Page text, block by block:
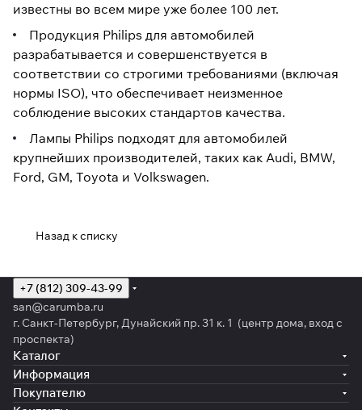
известны во всем мире уже более 100 лет.
Продукция Philips для автомобилей
разрабатывается и совершенствуется в
соответствии со строгими требованиями (включая
нормы ISO), что обеспечивает неизменное
соблюдение высоких стандартов качества.
Лампы Philips подходят для автомобилей
крупнейших производителей, таких как Audi, BMW,
Ford, GM, Toyota и Volkswagen.
Назад к списку
+7 (812) 309-43-99
san@carumba.ru
г. Санкт-Петербург, Дунайский пр. 31 к. 1 (центр дома, вход с
проспекта)
Каталог
Информация
Покупателю